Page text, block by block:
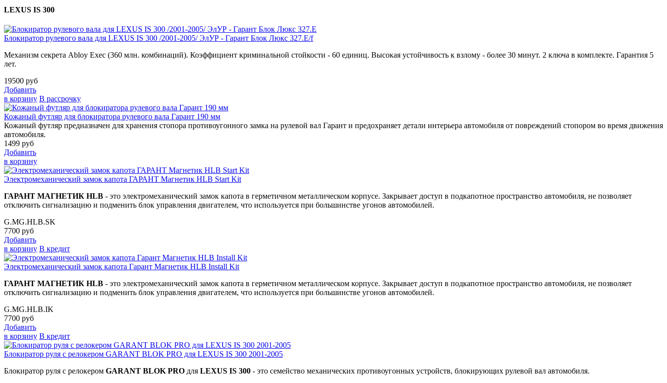
LEXUS IS 300
Блокиратор рулевого вала для LEXUS IS 300 /2001-2005/ ЭлУР - Гарант Блок Люкс 327.E/f
Механизм секрета Abloy Exec (360 млн. комбинаций). Коэффициент криминальной стойкости - 60 единиц. Высокая устойчивость к взлому - более 30 минут. 2 ключа в комплекте. Гарантия 5
лет.
19500 руб
Добавить
в корзину В рассрочку
Кожаный футляр для блокиратора рулевого вала Гарант 190 мм
Кожаный футляр предназначен для хранения стопора противоугонного замка на рулевой вал Гарант и предохраняет детали интерьера автомобиля от повреждений стопором во время движения
автомобиля.
1499 руб
Добавить
в корзину
Электромеханический замок капота ГАРАНТ Магнетик HLB Start Kit
ГАРАНТ МАГНЕТИК HLB - это электромеханический замок капота в герметичном металлическом корпусе. Закрывает доступ в подкапотное пространство автомобиля, не позволяет
отключить сигнализацию и подменить блок управления двигателем, что используется при большинстве угонов автомобилей.
G.MG.HLB.SK
7700 руб
Добавить
в корзину В кредит
Электромеханический замок капота Гарант Магнетик HLB Install Kit
ГАРАНТ МАГНЕТИК HLB - это электромеханический замок капота в герметичном металлическом корпусе. Закрывает доступ в подкапотное пространство автомобиля, не позволяет
отключить сигнализацию и подменить блок управления двигателем, что используется при большинстве угонов автомобилей.
G.MG.HLB.IK
7700 руб
Добавить
в корзину В кредит
Блокиратор руля с релокером GARANT BLOK PRO для LEXUS IS 300 2001-2005
Блокиратор руля с релокером GARANT BLOK PRO для LEXUS IS 300 - это семейство механических противоугонных устройств, блокирующих рулевой вал автомобиля.